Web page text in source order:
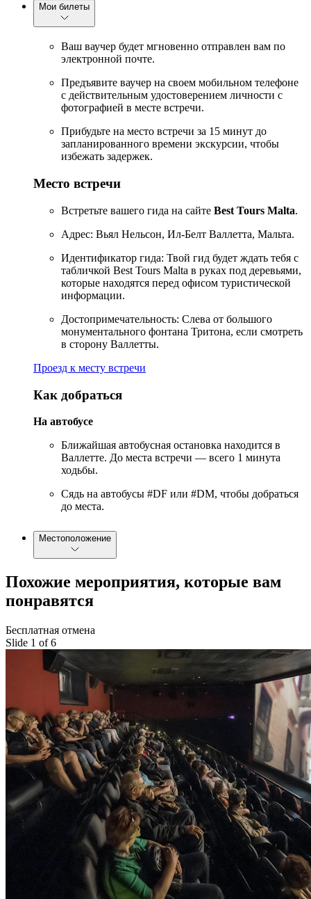
Мои билеты
Ваш ваучер будет мгновенно отправлен вам по
электронной почте.
Предъявите ваучер на своем мобильном телефоне
с действительным удостоверением личности с
фотографией в месте встречи.
Прибудьте на место встречи за 15 минут до
запланированного времени экскурсии, чтобы
избежать задержек.
Место встречи
Встретьте вашего гида на сайте Best Tours Malta.
Адрес: Вьял Нельсон, Ил-Белт Валлетта, Мальта.
Идентификатор гида: Твой гид будет ждать тебя с
табличкой Best Tours Malta в руках под деревьями,
которые находятся перед офисом туристической
информации.
Достопримечательность: Слева от большого
монументального фонтана Тритона, если смотреть
в сторону Валлетты.
Проезд к месту встречи
Как добраться
На автобусе
Ближайшая автобусная остановка находится в
Валлетте. До места встречи — всего 1 минута
ходьбы.
Сядь на автобусы #DF или #DM, чтобы добраться
до места.
Местоположение
Похожие мероприятия, которые вам
понравятся
Бесплатная отмена
Slide 1 of 6